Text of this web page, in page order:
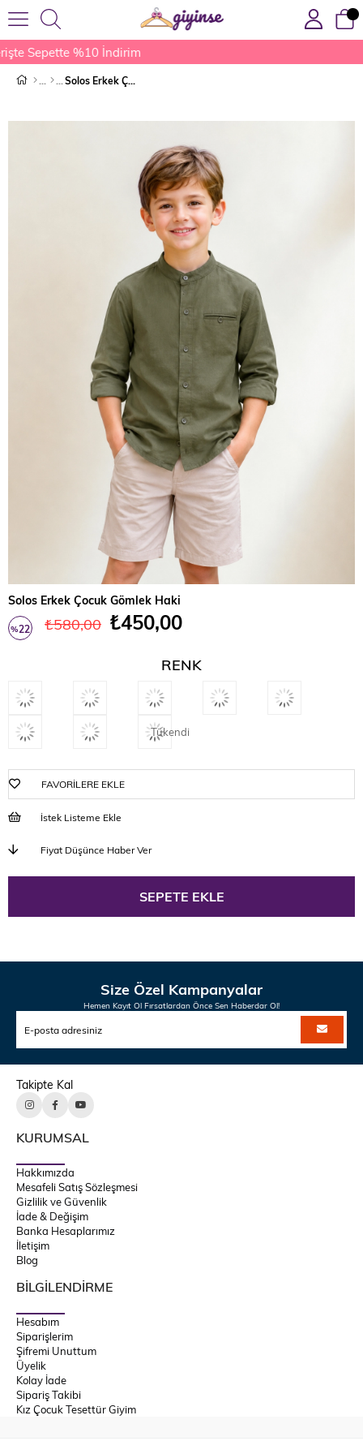
Sepette %10 İndirim
Solos Erkek Çocuk Gömlek Haki
Solos Erkek Çocuk Gömlek Haki
%22 ₺580,00 ₺450,00
RENK
Tükendi
FAVORILERE EKLE
İstek Listeme Ekle
Fiyat Düşünce Haber Ver
Size Özel Kampanyalar
Hemen Kayıt Ol Fırsatlardan Önce Sen Haberdar Ol!
Takipte Kal
KURUMSAL
Hakkımızda
Mesafeli Satış Sözleşmesi
Gizlilik ve Güvenlik
İade & Değişim
Banka Hesaplarımız
İletişim
Blog
BİLGİLENDİRME
Hesabım
Siparişlerim
Şifremi Unuttum
Üyelik
Kolay İade
Sipariş Takibi
Kız Çocuk Tesettür Giyim